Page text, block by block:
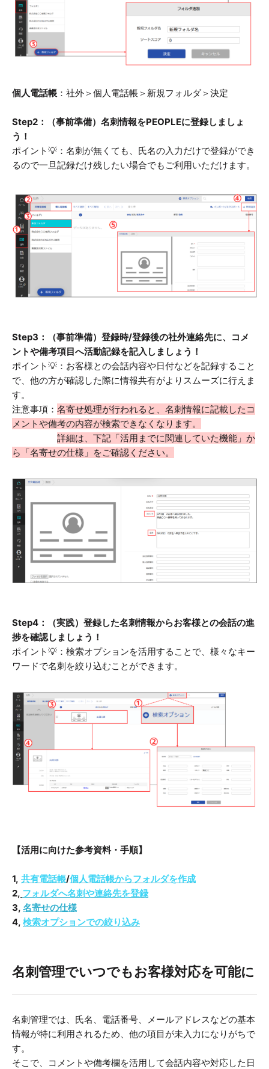
個人電話帳 ：社外＞個人電話帳＞新規フォルダ＞決定
Step2：（事前準備）名刺情報をPEOPLEに登録しましょ
う！
ポイント💡：名刺が無くても、氏名の入力だけで登録ができ
るので一旦記録だけ残したい場合でもご利用いただけます。
Step3：（事前準備）登録時/登録後の社外連絡先に、コメ
ントや備考項目へ活動記録を記入しましょう！
ポイント💡：お客様との会話内容や日付などを記録すること
で、他の方が確認した際に情報共有がよりスムーズに行えま
す。
注意事項： 名寄せ処理が行われると、 名刺情報に記載したコ
メントや備考の内容が検索できなく なります。
詳細は、下記「活用までに関連していた機能」か
ら「名寄せの仕様」をご確認ください。
Step4：（実践）登録した名刺情報からお客様との会話の進
捗を確認しましょう！
ポイント💡：検索オプションを活用することで、様々なキー
ワードで名刺を絞り込むことができます。
【活用に向けた参考資料・手順】
1, 共有電話帳/個人電話帳からフォルダを作成
2, フォルダへ名刺や連絡先を登録
3, 名寄せの仕様
4, 検索オプションでの絞り込み
名刺管理でいつでもお客様対応を可能に
名刺管理では、氏名、電話番号、メールアドレスなどの基本
情報が特に利用されるため、他の項目が未入力になりがちで
す。
そこで、コメントや備考欄を活用して会話内容や対応した日